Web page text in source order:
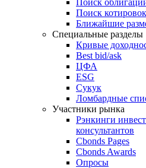
Поиск
Ближайшие
Специальные разделы
Кривые
Best bid/ask
ЦФА
ESG
Сукук
Ломбардные
Участники рынка
Рэнкинги
консультантов
Cbonds Pages
Cbonds Awards
Опросы